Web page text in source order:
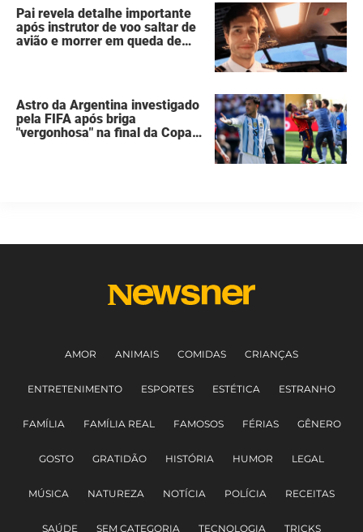
Pai revela detalhe importante
após instrutor de voo saltar de
avião e morrer em queda de
Astro da Argentina investigado
pela FIFA após briga
"vergonhosa" na final da Copa
AMOR ANIMAIS COMIDAS CRIANÇAS
ENTRETENIMENTO ESPORTES ESTÉTICA ESTRANHO
FAMÍLIA FAMÍLIA REAL FAMOSOS FÉRIAS GÊNERO
GOSTO GRATIDÃO HISTÓRIA HUMOR LEGAL
MÚSICA NATUREZA NOTÍCIA POLÍCIA RECEITAS
SAÚDE SEM CATEGORIA TECNOLOGIA TRICKS